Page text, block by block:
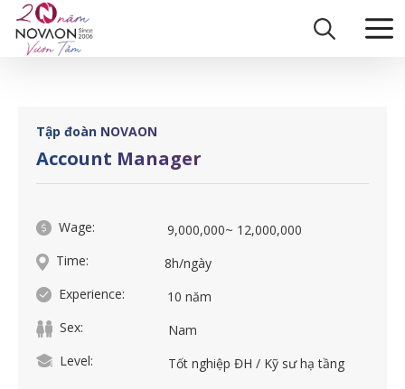
content
Home | Account Manager
Tập đoàn NOVAON
Account Manager
Wage:
9,000,000~ 12,000,000
Time:
8h/ngày
Experience:
10 năm
Sex:
Nam
Level:
Tốt nghiệp ĐH / Kỹ sư hạ tầng